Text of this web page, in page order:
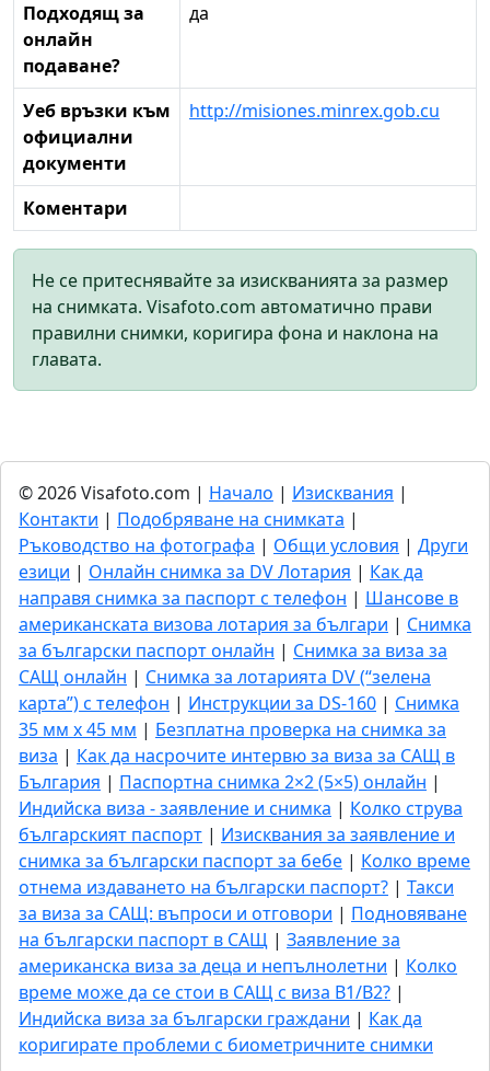
Подходящ за
онлайн
подаване?
да
Уеб връзки към
официални
документи
http://misiones.minrex.gob.cu
Коментари
Не се притеснявайте за изискванията за размер
на снимката. Visafoto.com автоматично прави
правилни снимки, коригира фона и наклона на
главата.
© 2026 Visafoto.com | Начало | Изисквания |
Контакти | Подобряване на снимката |
Ръководство на фотографа | Общи условия | Други
езици | Онлайн снимка за DV Лотария | Как да
направя снимка за паспорт с телефон | Шансове в
американската визова лотария за българи | Снимка
за български паспорт онлайн | Снимка за виза за
САЩ онлайн | Снимка за лотарията DV (“зелена
карта”) с телефон | Инструкции за DS-160 | Снимка
35 мм x 45 мм | Безплатна проверка на снимка за
виза | Как да насрочите интервю за виза за САЩ в
България | Паспортна снимка 2×2 (5×5) онлайн |
Индийска виза - заявление и снимка | Колко струва
българският паспорт | Изисквания за заявление и
снимка за български паспорт за бебе | Колко време
отнема издаването на български паспорт? | Такси
за виза за САЩ: въпроси и отговори | Подновяване
на български паспорт в САЩ | Заявление за
американска виза за деца и непълнолетни | Колко
време може да се стои в САЩ с виза B1/B2? |
Индийска виза за български граждани | Как да
коригирате проблеми с биометричните снимки